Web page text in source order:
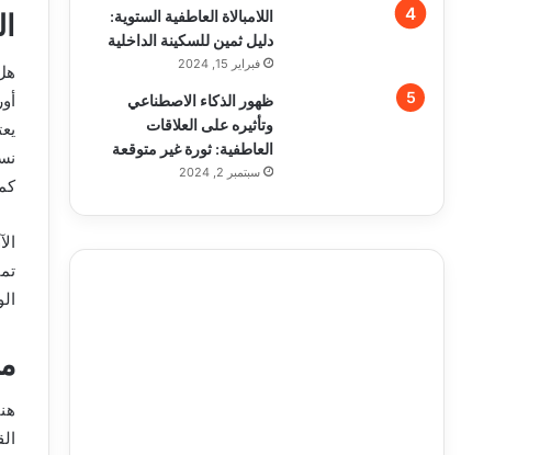
اللامبالاة العاطفية الستوية:
دليل ثمين للسكينة الداخلية
فبراير 15, 2024
ظهور الذكاء الاصطناعي
وتأثيره على العلاقات
العاطفية: ثورة غير متوقعة
سبتمبر 2, 2024